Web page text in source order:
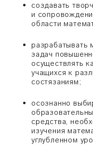
создавать
и
области
разрабатывать
задач
осуществлять
учащихся к
состязаниям;
осознанно
средства,
изучения
углубленном